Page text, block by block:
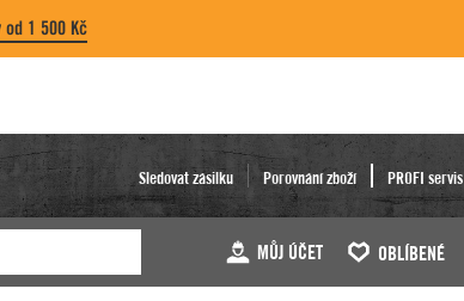
1 500 Kč
Sledovat zásilku Porovnání zboží PROFI servis
MŮJ ÚČET OBLÍBENÉ